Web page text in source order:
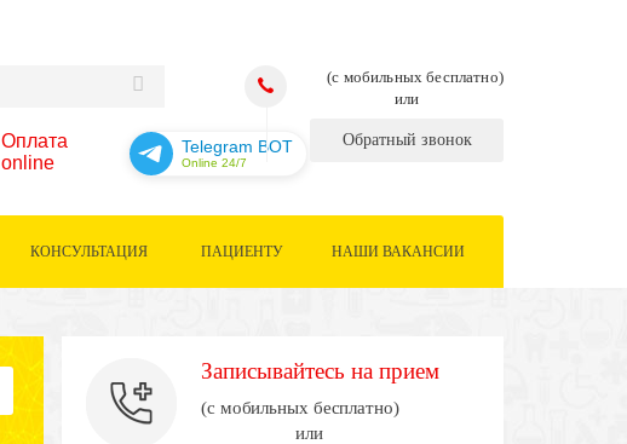
(с мобильных бесплатно)
или
Обратный звонок
Оплата
online
Telegram BOT
Online 24/7
КОНСУЛЬТАЦИЯ ПАЦИЕНТУ НАШИ ВАКАНСИИ
Записывайтесь на прием
(с мобильных бесплатно)
или